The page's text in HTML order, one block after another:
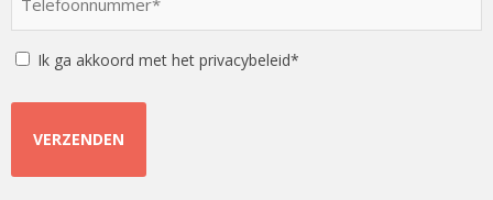
Instemming
Ik ga akkoord met het privacybeleid*